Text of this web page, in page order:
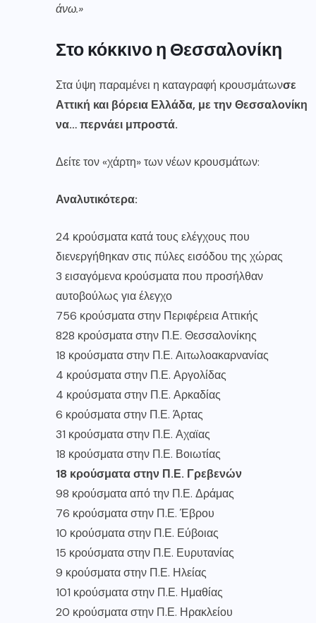
άνω.»
Στο κόκκινο η Θεσσαλονίκη
Στα ύψη παραμένει η καταγραφή κρουσμάτωνσε
Αττική και βόρεια Ελλάδα, με την Θεσσαλονίκη
να… περνάει μπροστά.
Δείτε τον «χάρτη» των νέων κρουσμάτων:
Αναλυτικότερα:
24 κρούσματα κατά τους ελέγχους που
διενεργήθηκαν στις πύλες εισόδου της χώρας
3 εισαγόμενα κρούσματα που προσήλθαν
αυτοβούλως για έλεγχο
756 κρούσματα στην Περιφέρεια Αττικής
828 κρούσματα στην Π.Ε. Θεσσαλονίκης
18 κρούσματα στην Π.Ε. Αιτωλοακαρνανίας
4 κρούσματα στην Π.Ε. Αργολίδας
4 κρούσματα στην Π.Ε. Αρκαδίας
6 κρούσματα στην Π.Ε. Άρτας
31 κρούσματα στην Π.Ε. Αχαϊας
18 κρούσματα στην Π.Ε. Βοιωτίας
18 κρούσματα στην Π.Ε. Γρεβενών
98 κρούσματα από την Π.Ε. Δράμας
76 κρούσματα στην Π.Ε. Έβρου
10 κρούσματα στην Π.Ε. Εύβοιας
15 κρούσματα στην Π.Ε. Ευρυτανίας
9 κρούσματα στην Π.Ε. Ηλείας
101 κρούσματα στην Π.Ε. Ημαθίας
20 κρούσματα στην Π.Ε. Ηρακλείου